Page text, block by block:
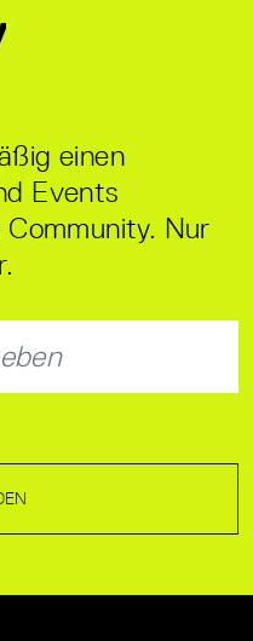
einen
Events
Community. Nur